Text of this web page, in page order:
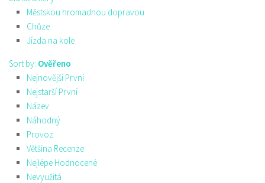
Městskou hromadnou dopravou
Chůze
Jízda na kole
Sort by: Ověřeno
Nejnovější První
Nejstarší První
Název
Náhodný
Provoz
Většina Recenze
Nejlépe Hodnocené
Nevyužitá